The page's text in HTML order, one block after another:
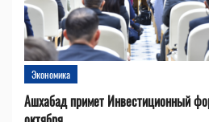
Экономика
Ашхабад примет Инвестиционный